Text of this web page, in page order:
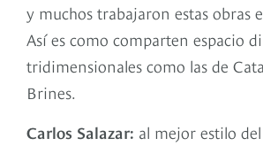
y muchos trabajaron estas obras
Así es como comparten espacio
tridimensionales como las de
Brines.
Carlos Salazar: al mejor estilo